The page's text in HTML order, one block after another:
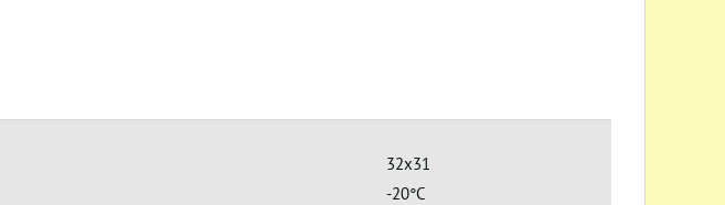
32x31
-20°C